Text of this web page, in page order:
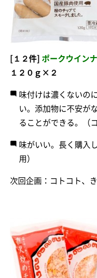
[１２件] ポークウイン
１２０ｇ×２
味付けは濃くないの
い。添加物に不安が
ることができる。（
味がいい。長く購入
用）
次回企画：コトコト、